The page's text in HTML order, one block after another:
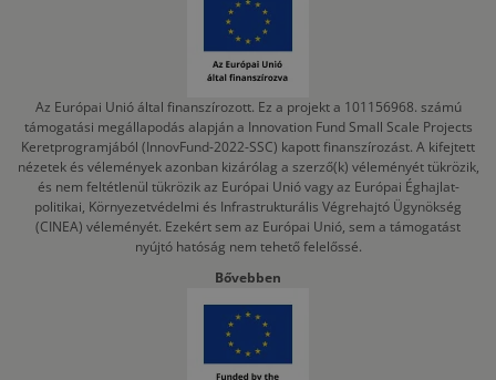
Az Európai Unió által finanszírozott. Ez a projekt a 101156968. számú
támogatási megállapodás alapján a Innovation Fund Small Scale Projects
Keretprogramjából (InnovFund-2022-SSC) kapott finanszírozást. A kifejtett
nézetek és vélemények azonban kizárólag a szerző(k) véleményét tükrözik,
és nem feltétlenül tükrözik az Európai Unió vagy az Európai Éghajlat-
politikai, Környezetvédelmi és Infrastrukturális Végrehajtó Ügynökség
(CINEA) véleményét. Ezekért sem az Európai Unió, sem a támogatást
nyújtó hatóság nem tehető felelőssé.
Bővebben